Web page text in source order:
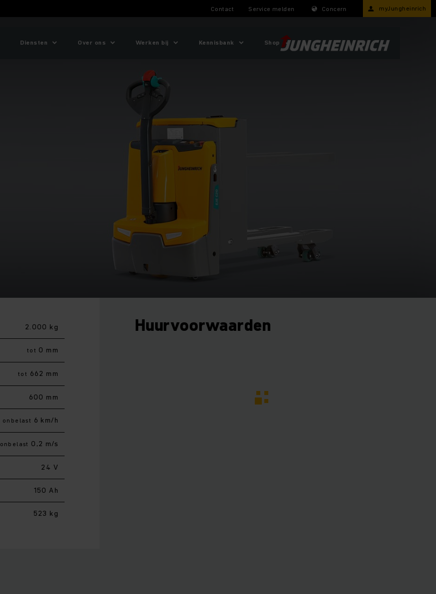
Contact Service melden Concern myJungheinrich
Diensten Over ons Werken bij Kennisbank Shop
2.000 kg
tot 0 mm
tot 662 mm
600 mm
onbelast 6 km/h
onbelast 0,2 m/s
24 V
150 Ah
523 kg
Huurvoorwaarden